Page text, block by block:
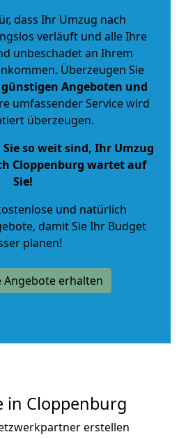
dass Ihr Umzug nach
verläuft und alle Ihre
unbeschadet an Ihrem
Überzeugen Sie
günstigen Angeboten und
umfassender Service wird
überzeugen.
so weit sind, Ihr Umzug
Cloppenburg wartet auf
Sie!
und natürlich
, damit Sie Ihr Budget
planen!
Angebote erhalten
in Cloppenburg
erstellen